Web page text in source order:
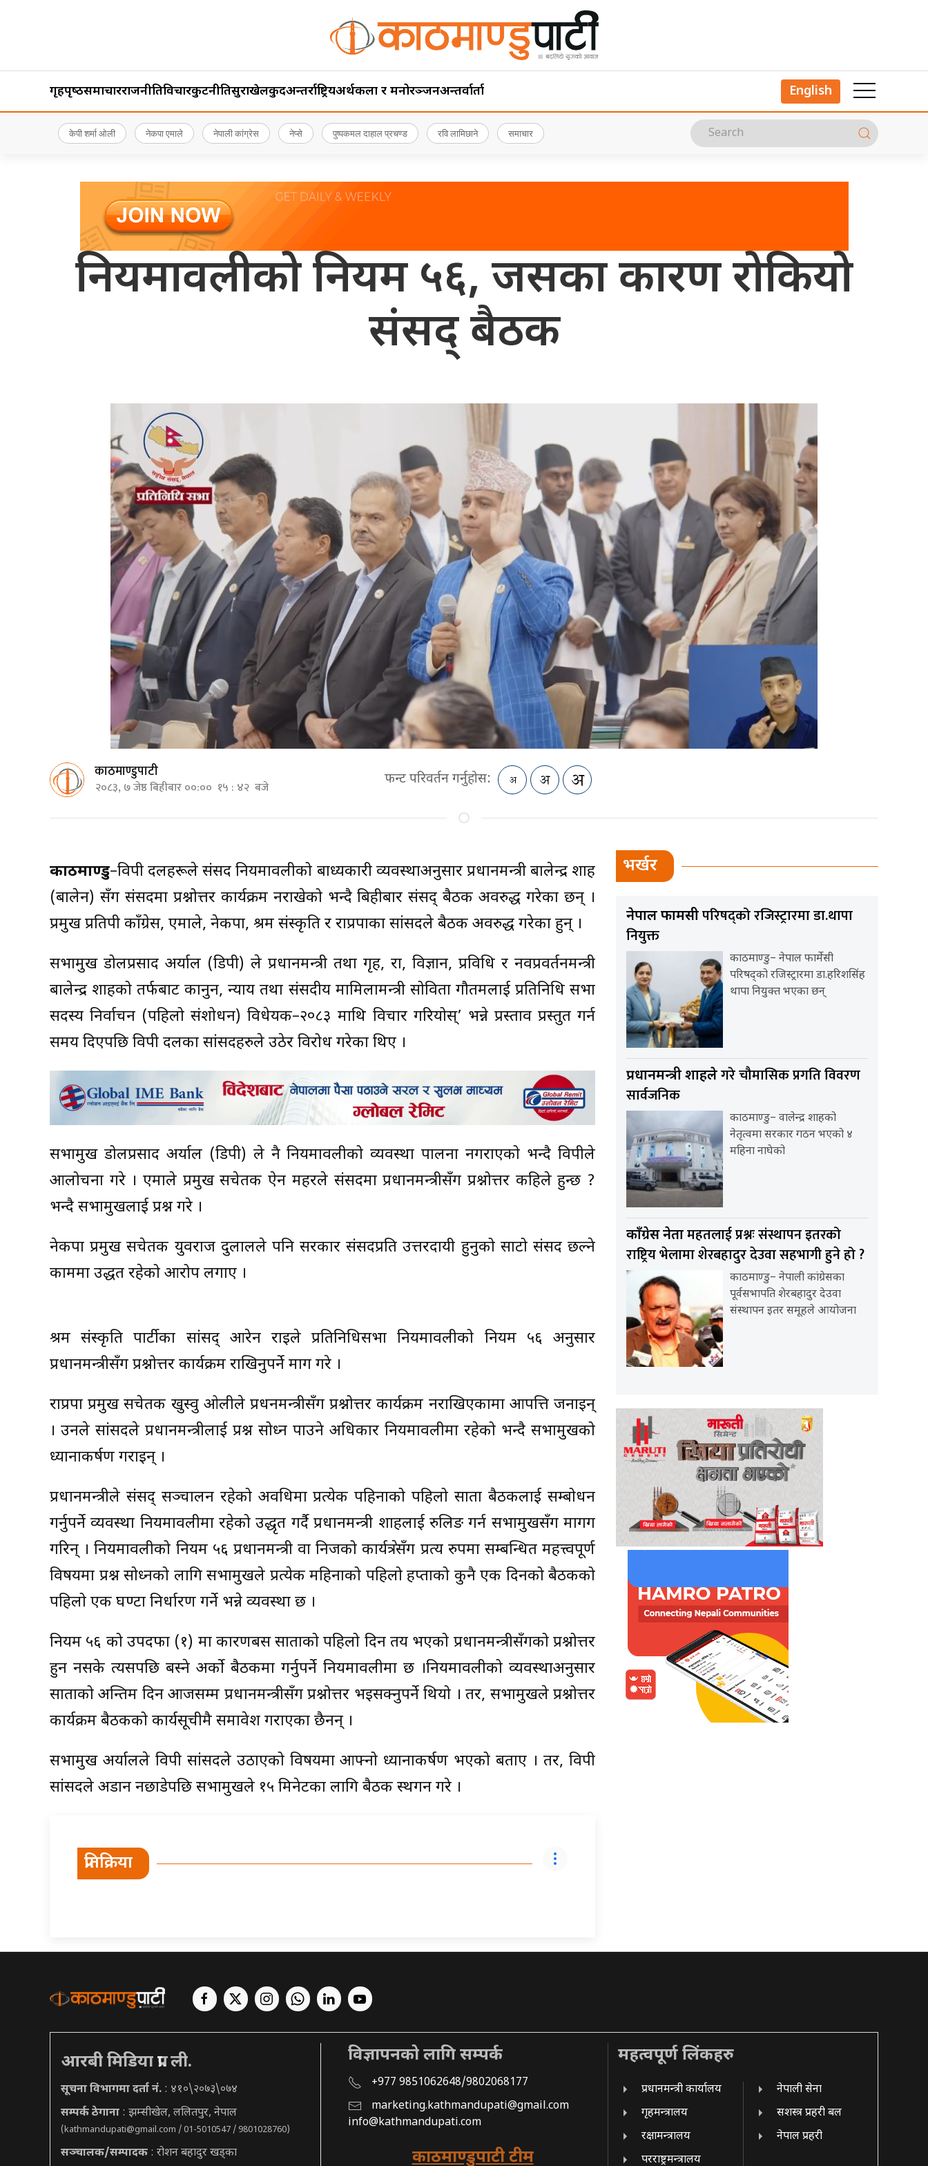
गृहपृष्‍ठसमाचारराजनीतिविचारकुटनीतिसुरक्षाखेलकुदअन्तर्राष्ट्रियअर्थकला र मनोरञ्जनअन्तर्वार्ता English
केपी शर्मा ओली नेकपा एमाले नेपाली कांग्रेस नेप्से पुष्पकमल दाहाल प्रचण्ड रवि लामिछाने समाचार
नियमावलीको नियम ५६, जसका कारण रोकियो
संसद् बैठक
काठमाण्डुपाटी
२०८३, ७ जेष्ठ बिहीबार ००:०० १५ : ४२ बजे फन्ट परिवर्तन गर्नुहोस:
काठमाण्डु–विपक्षी दलहरूले संसद नियमावलीको बाध्यकारी व्यवस्थाअनुसार प्रधानमन्त्री बालेन्द्र शाह
(बालेन) सँग संसदमा प्रश्नोत्तर कार्यक्रम नराखेको भन्दै बिहीबार संसद् बैठक अवरुद्ध गरेका छन् ।
प्रमुख प्रतिपक्षी काँग्रेस, एमाले, नेकपा, श्रम संस्कृति र राप्रपाका सांसदले बैठक अवरुद्ध गरेका हुन् ।
सभामुख डोलप्रसाद अर्याल (डिपी) ले प्रधानमन्त्री तथा गृह, रक्षा, विज्ञान, प्रविधि र नवप्रवर्तनमन्त्री
बालेन्द्र शाहको तर्फबाट कानुन, न्याय तथा संसदीय मामिलामन्त्री सोविता गौतमलाई प्रतिनिधि सभा
सदस्य निर्वाचन (पहिलो संशोधन) विधेयक–२०८३ माथि विचार गरियोस्’ भन्ने प्रस्ताव प्रस्तुत गर्न
समय दिएपछि विपक्षी दलका सांसदहरुले उठेर विरोध गरेका थिए ।
सभामुख डोलप्रसाद अर्याल (डिपी) ले नै नियमावलीको व्यवस्था पालना नगराएको भन्दै विपक्षीले
आलोचना गरे । एमाले प्रमुख सचेतक ऐन महरले संसदमा प्रधानमन्त्रीसँग प्रश्नोत्तर कहिले हुन्छ ?
भन्दै सभामुखलाई प्रश्न गरे ।
नेकपा प्रमुख सचेतक युवराज दुलालले पनि सरकार संसदप्रति उत्तरदायी हुनुको साटो संसद छल्ने
काममा उद्धत रहेको आरोप लगाए ।
श्रम संस्कृति पार्टीका सांसद् आरेन राइले प्रतिनिधिसभा नियमावलीको नियम ५६ अनुसार
प्रधानमन्त्रीसँग प्रश्नोत्तर कार्यक्रम राखिनुपर्ने माग गरे ।
राप्रपा प्रमुख सचेतक खुस्वु ओलीले प्रधनमन्त्रीसँग प्रश्नोत्तर कार्यक्रम नराखिएकामा आपत्ति जनाइन्
। उनले सांसदले प्रधानमन्त्रीलाई प्रश्न सोध्न पाउने अधिकार नियमावलीमा रहेको भन्दै सभामुखको
ध्यानाकर्षण गराइन् ।
प्रधानमन्त्रीले संसद् सञ्चालन रहेको अवधिमा प्रत्येक पहिनाको पहिलो साता बैठकलाई सम्बोधन
गर्नुपर्ने व्यवस्था नियमावलीमा रहेको उद्धृत गर्दै प्रधानमन्त्री शाहलाई रुलिङ गर्न सभामुखसँग मागग
गरिन् । नियमावलीको नियम ५६ प्रधानमन्त्री वा निजको कार्यक्षेत्रसँग प्रत्यक्ष रुपमा सम्बन्धित महत्त्वपूर्ण
विषयमा प्रश्न सोध्नको लागि सभामुखले प्रत्येक महिनाको पहिलो हप्ताको कुनै एक दिनको बैठकको
पहिलो एक घण्टा निर्धारण गर्ने भन्ने व्यवस्था छ ।
नियम ५६ को उपदफा (१) मा कारणबस साताको पहिलो दिन तय भएको प्रधानमन्त्रीसँगको प्रश्नोत्तर
हुन नसके त्यसपछि बस्ने अर्को बैठकमा गर्नुपर्ने नियमावलीमा छ ।नियमावलीको व्यवस्थाअनुसार
साताको अन्तिम दिन आजसम्म प्रधानमन्त्रीसँग प्रश्नोत्तर भइसक्नुपर्ने थियो । तर, सभामुखले प्रश्नोत्तर
कार्यक्रम बैठकको कार्यसूचीमै समावेश गराएका छैनन् ।
सभामुख अर्यालले विपक्षी सांसदले उठाएको विषयमा आफ्नो ध्यानाकर्षण भएको बताए । तर, विपक्षी
सांसदले अडान नछाडेपछि सभामुखले १५ मिनेटका लागि बैठक स्थगन गरे ।
प्रतिक्रिया
भर्खर
नेपाल फार्मेसीपरिषद्को रजिस्ट्रारमा डा.थापा
नियुक्त
काठमाण्डु– नेपाल फार्मेसी
परिषद्को रजिस्ट्रारमा डा.हरिशसिंह
थापा नियुक्त भएका छन्
प्रधानमन्त्री शाहलेगरे चौमासिक प्रगति विवरण
सार्वजनिक
काठमाण्डु– वालेन्द्र शाहको
नेतृत्वमा सरकार गठन भएको ४
महिना नाघेको
काँग्रेस नेतामहतलाई प्रश्नः संस्थापन इतरको
राष्ट्रिय भेलामा शेरबहादुर देउवा सहभागी हुने हो ?
काठमाण्डु– नेपाली कांग्रेसका
पूर्वसभापति शेरबहादुर देउवा
संस्थापन इतर समूहले आयोजना
आरबी मिडिया प्रा. ली.
सूचना विभागमा दर्ता नं. : ४१०\२०७३\०७४
सम्पर्क ठेगाना : झम्सीखेल, ललितपुर, नेपाल
(kathmandupati@gmail.com / 01-5010547 / 9801028760)
सञ्चालक/सम्पादक : रोशन बहादुर खड्का
विज्ञापनको लागि सम्पर्क
+977 9851062648/9802068177
marketing.kathmandupati@gmail.com
info@kathmandupati.com
काठमाण्डुपाटी टीम
महत्वपूर्ण लिंकहरु
प्रधानमन्त्री कार्यालय
गृहमन्त्रालय
रक्षामन्त्रालय
परराष्ट्रमन्त्रालय
नेपाली सेना
सशस्त्र प्रहरी बल
नेपाल प्रहरी